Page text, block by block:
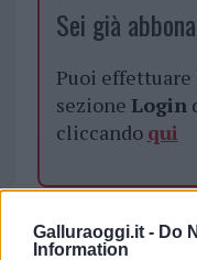
Galluraoggi.it - Do
Information
Sei già
Puoi effettuare
sezione Login
cliccando qui